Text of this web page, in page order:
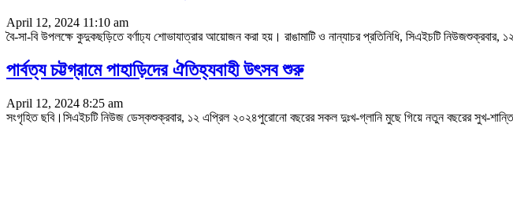
April 12, 2024 11:10 am
বৈ-সা-বি উপলক্ষে কুদুকছড়িতে বর্ণাঢ্য শোভাযাত্রার আয়োজন করা হয়। রাঙামাটি ও নান্যাচর প্রতিনিধি, সিএইচটি নিউজশুক্রবার,
পার্বত্য চট্টগ্রামে পাহাড়িদের ঐতিহ্যবাহী উৎসব শুরু
April 12, 2024 8:25 am
সংগৃহিত ছবি।সিএইচটি নিউজ ডেস্কশুক্রবার, ১২ এপ্রিল ২০২৪পুরোনো বছরের সকল দুঃখ-গ্লানি মুছে গিয়ে নতুন বছরের সুখ-শান্তি